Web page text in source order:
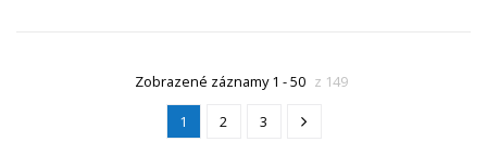
Zobrazené záznamy 1 - 50 z 149
1 2 3